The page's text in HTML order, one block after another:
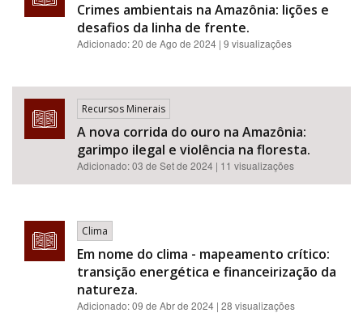
Crimes ambientais na Amazônia: lições e
desafios da linha de frente.
Adicionado:20 de Ago de 2024 | 9 visualizações
Recursos Minerais
A nova corrida do ouro na Amazônia:
garimpo ilegal e violência na floresta.
Adicionado:03 de Set de 2024 | 11 visualizações
Clima
Em nome do clima - mapeamento crítico:
transição energética e financeirização da
natureza.
Adicionado:09 de Abr de 2024 | 28 visualizações